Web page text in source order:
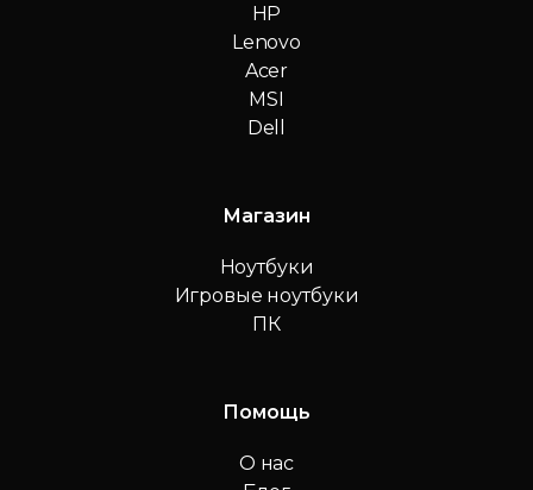
HP
Lenovo
Acer
MSI
Dell
Магазин
Ноутбуки
Игровые ноутбуки
ПК
Помощь
О нас